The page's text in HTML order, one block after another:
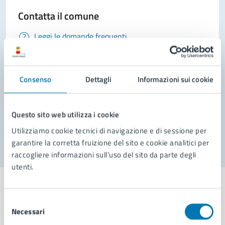
Consenso Dettagli Informazioni sui cookie
Questo sito web utilizza i cookie
Utilizziamo cookie tecnici di navigazione e di sessione per
garantire la corretta fruizione del sito e cookie analitici per
raccogliere informazioni sull'uso del sito da parte degli
utenti.
delNecessari
Contatta il comune
Leggi le domande frequenti
Prenota appuntamento